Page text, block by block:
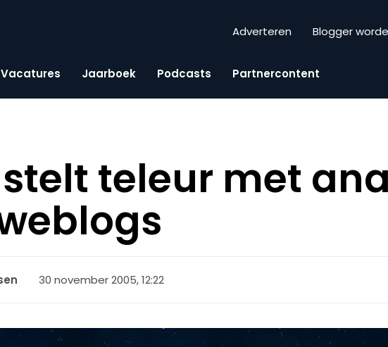
Adverteren Blogger
Vacatures Jaarboek Podcasts Partnercontent
stelt teleur met
30 november 2005, 12:22